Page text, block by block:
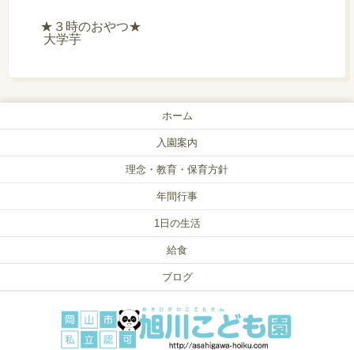
★３時のおやつ★
大学芋
ホーム
入園案内
理念・教育・保育方針
年間行事
1日の生活
給食
ブログ